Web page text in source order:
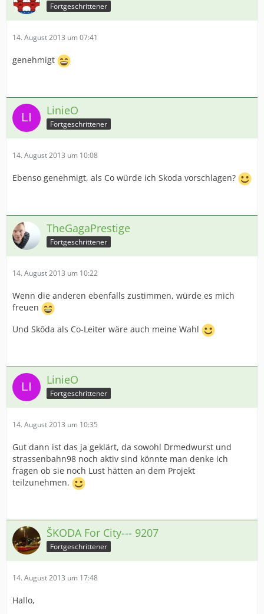
Fortgeschrittener
14. August 2013 um 07:41
genehmigt
LinieO
Fortgeschrittener
14. August 2013 um 10:08
Ebenso genehmigt, als Co würde ich Skoda vorschlagen?
TheGagaPrestige
Fortgeschrittener
14. August 2013 um 10:22
Wenn die anderen ebenfalls zustimmen, würde es mich
freuen
Und Skôda als Co-Leiter wäre auch meine Wahl
LinieO
Fortgeschrittener
14. August 2013 um 10:35
Gut dann ist das ja geklärt, da sowohl Drmedwurst und
strassenbahn98 noch aktiv sind könnte man denke ich
fragen ob sie noch Lust hätten an dem Projekt
teilzunehmen.
ŠKODA For City--- 9207
Fortgeschrittener
14. August 2013 um 17:48
Hallo,